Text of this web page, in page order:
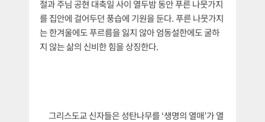
절과 주님 공현 대축일 사이 열두밤 동안 푸른 나뭇가지
를 집안에 걸어두던 풍습에 기원을 둔다. 푸른 나뭇가지
는 한겨울에도 푸르름을 잃지 않아 엄동설한에도 굴하
지 않는 삶의 신비한 힘을 상징한다.
그리스도교 신자들은 성탄나무를 ‘생명의 열매’가 열